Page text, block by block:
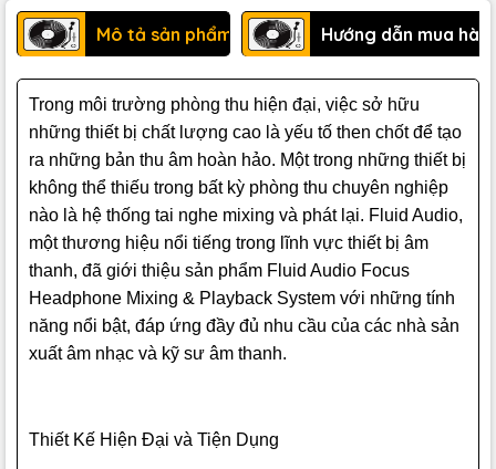
Mô tả sản phẩm Hướng dẫn mua
Trong môi trường phòng thu hiện đại, việc sở hữu
những thiết bị chất lượng cao là yếu tố then chốt để tạo
ra những bản thu âm hoàn hảo. Một trong những thiết bị
không thể thiếu trong bất kỳ phòng thu chuyên nghiệp
nào là hệ thống tai nghe mixing và phát lại. Fluid Audio,
một thương hiệu nổi tiếng trong lĩnh vực thiết bị âm
thanh, đã giới thiệu sản phẩm Fluid Audio Focus
Headphone Mixing & Playback System với những tính
năng nổi bật, đáp ứng đầy đủ nhu cầu của các nhà sản
xuất âm nhạc và kỹ sư âm thanh.
Thiết Kế Hiện Đại và Tiện Dụng